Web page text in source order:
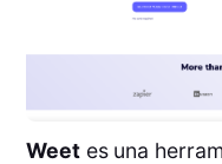
Weet es una